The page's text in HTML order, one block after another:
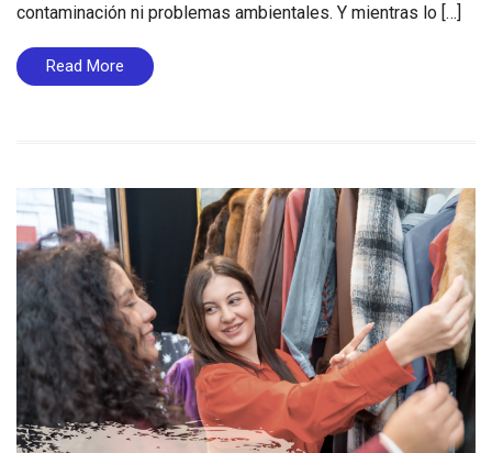
contaminación ni problemas ambientales. Y mientras lo […]
Read More